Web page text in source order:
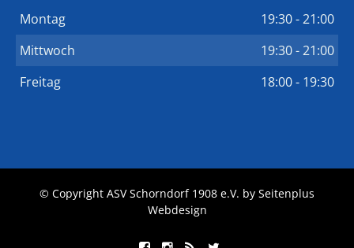
Montag
19:30 - 21:00
Mittwoch
19:30 - 21:00
Freitag
18:00 - 19:30
© Copyright ASV Schorndorf 1908 e.V. by Seitenplus
Webdesign